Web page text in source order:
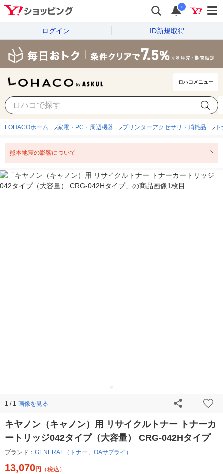
i
ログイン ID新規取得
ロハコメニュー
LOHACOホーム 家電・PC・周辺機器 プリンターアクセサリ・消耗品
熊本地震の影響について
1 / 1 画像を見る
キヤノン（キャノン）用 リサイクルトナー トナーカ
ートリッジ042タイプ（大容量） CRG-042Hタイプ
ブランド： GENERAL（トナー、OAサプライ）
13,070円 （税込）